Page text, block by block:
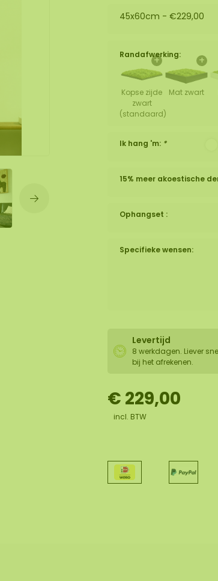
45x60cm - €229,00
Randafwerking:
+
Kopse zijde
zwart
(standaard)
+
Mat zwart
Ik hang 'm: *
15% meer akoestische
Ophangset :
Specifieke wensen:
Levertijd
8 werkdagen. Liever
bij het afrekenen.
€ 229,00
incl. BTW